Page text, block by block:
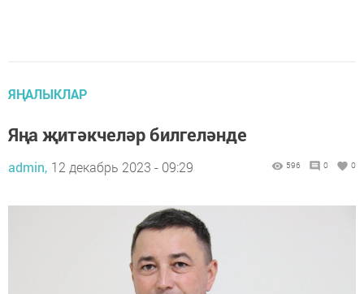
ЯҢАЛЫКЛАР
Яңа җитәкчеләр билгеләнде
admin, 12 декабрь 2023 - 09:29 596 0 0